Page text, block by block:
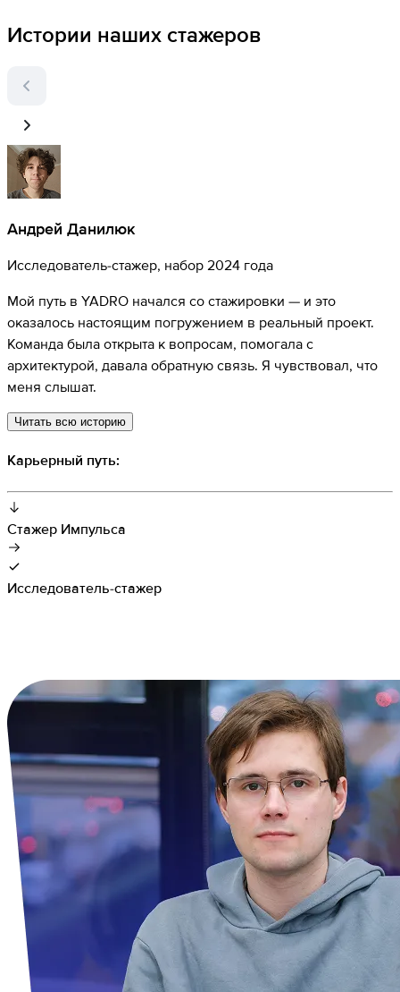
Истории наших стажеров
Андрей Данилюк
Исследователь-стажер, набор 2024 года
Мой путь в YADRO начался со стажировки — и это
оказалось настоящим погружением в реальный проект.
Команда была открыта к вопросам, помогала с
архитектурой, давала обратную связь. Я чувствовал, что
меня слышат.
Читать всю историю
Карьерный путь:
Стажер Импульса
Исследователь-стажер